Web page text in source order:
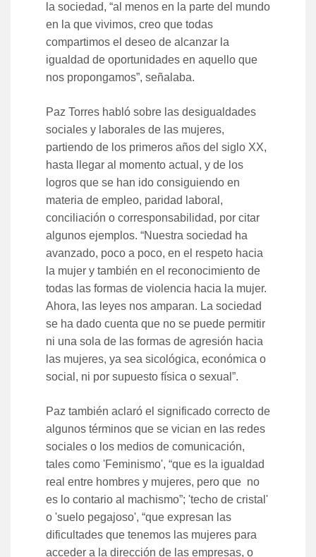
la sociedad, “al menos en la parte del mundo
en la que vivimos, creo que todas
compartimos el deseo de alcanzar la
igualdad de oportunidades en aquello que
nos propongamos”, señalaba.
Paz Torres habló sobre las desigualdades
sociales y laborales de las mujeres,
partiendo de los primeros años del siglo XX,
hasta llegar al momento actual, y de los
logros que se han ido consiguiendo en
materia de empleo, paridad laboral,
conciliación o corresponsabilidad, por citar
algunos ejemplos. “Nuestra sociedad ha
avanzado, poco a poco, en el respeto hacia
la mujer y también en el reconocimiento de
todas las formas de violencia hacia la mujer.
Ahora, las leyes nos amparan. La sociedad
se ha dado cuenta que no se puede permitir
ni una sola de las formas de agresión hacia
las mujeres, ya sea sicológica, económica o
social, ni por supuesto física o sexual”.
Paz también aclaró el significado correcto de
algunos términos que se vician en las redes
sociales o los medios de comunicación,
tales como 'Feminismo', “que es la igualdad
real entre hombres y mujeres, pero que no
es lo contario al machismo”; 'techo de cristal'
o 'suelo pegajoso', “que expresan las
dificultades que tenemos las mujeres para
acceder a la dirección de las empresas, o